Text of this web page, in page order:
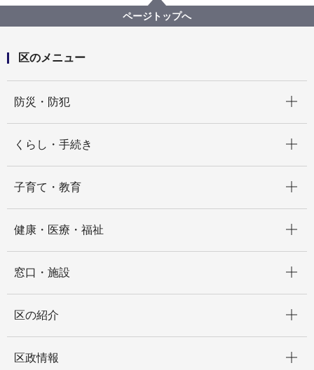
ページトップへ
区のメニュー
防災・防犯
くらし・手続き
子育て・教育
健康・医療・福祉
窓口・施設
区の紹介
区政情報